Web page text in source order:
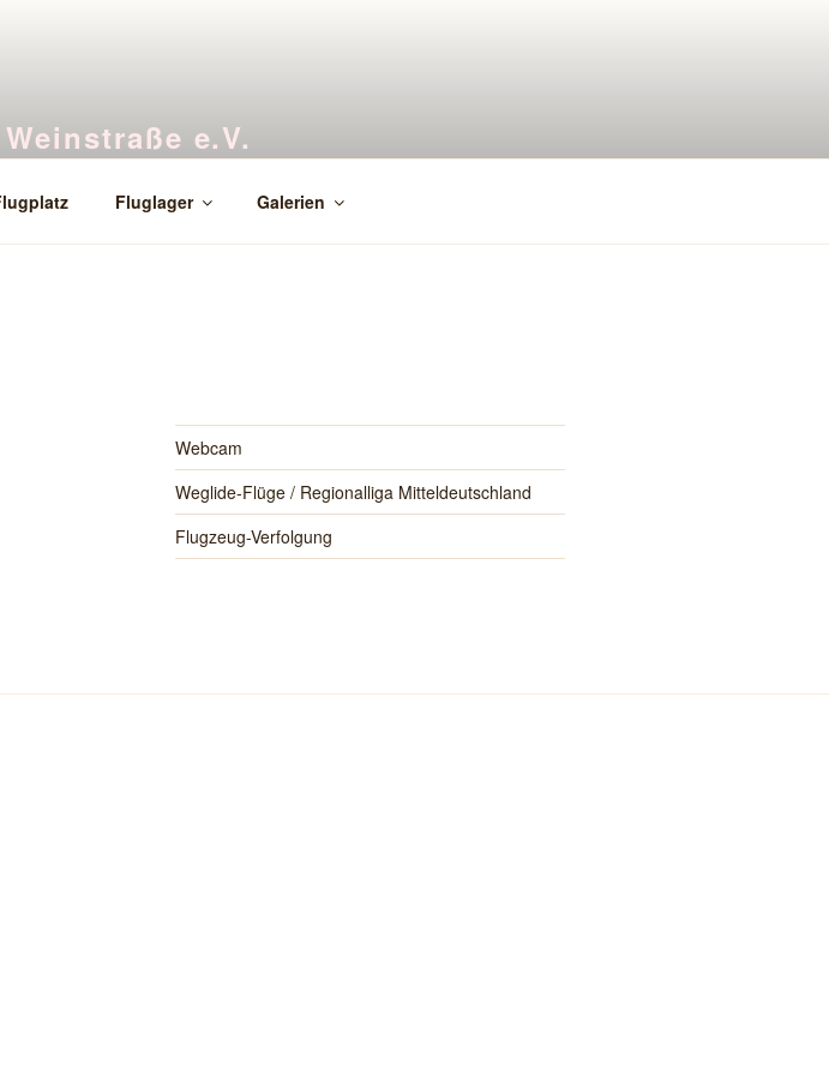
e.V.
Fluglager Galerien
Webcam
Weglide-Flüge / Regionalliga Mitteldeutschland
Flugzeug-Verfolgung